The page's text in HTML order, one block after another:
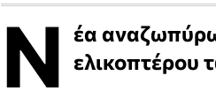
Ν έα
ελικοπτέρου